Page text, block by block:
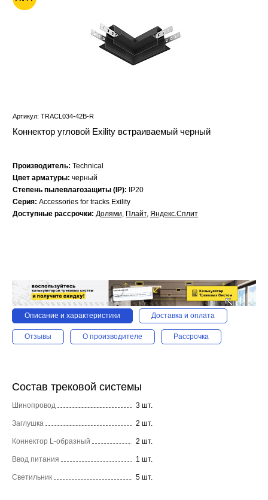
Артикул: TRACL034-42B-R
Коннектор угловой Exility встраиваемый черный
Производитель: Technical
Цвет арматуры: черный
Степень пылевлагозащиты (IP):
IP20
Серия: Accessories for tracks Exility
Доступные рассрочки: Долями, Плайт, Яндекс.Сплит
Описание и характеристики Доставка и оплата
Отзывы О производителе Рассрочка
Состав трековой системы
Шинопровод 3 шт.
Заглушка 2 шт.
Коннектор L-образный 2 шт.
Ввод питания 1 шт.
Светильник 5 шт.